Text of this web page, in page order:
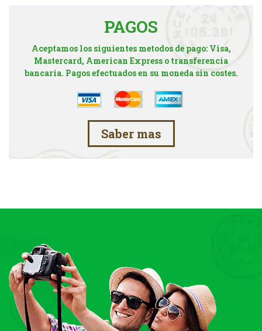
PAGOS
Aceptamos los siguientes metodos de pago: Visa,
Mastercard, American Express o transferencia
bancaria. Pagos efectuados en su moneda sin costes.
Saber mas